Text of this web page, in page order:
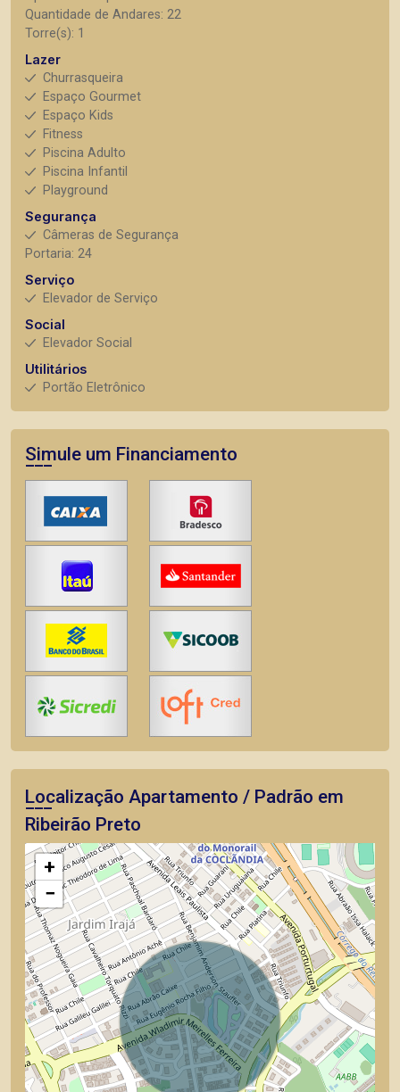
Quantidade de Andares: 22
Torre(s): 1
Lazer
Churrasqueira
Espaço Gourmet
Espaço Kids
Fitness
Piscina Adulto
Piscina Infantil
Playground
Segurança
Câmeras de Segurança
Portaria: 24
Serviço
Elevador de Serviço
Social
Elevador Social
Utilitários
Portão Eletrônico
Simule um Financiamento
Localização Apartamento / Padrão em
Ribeirão Preto
+
−